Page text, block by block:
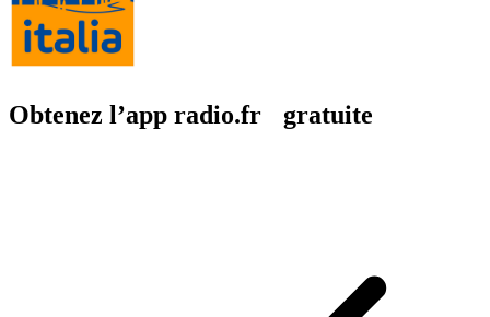
Obtenez l’app radio.fr gratuite